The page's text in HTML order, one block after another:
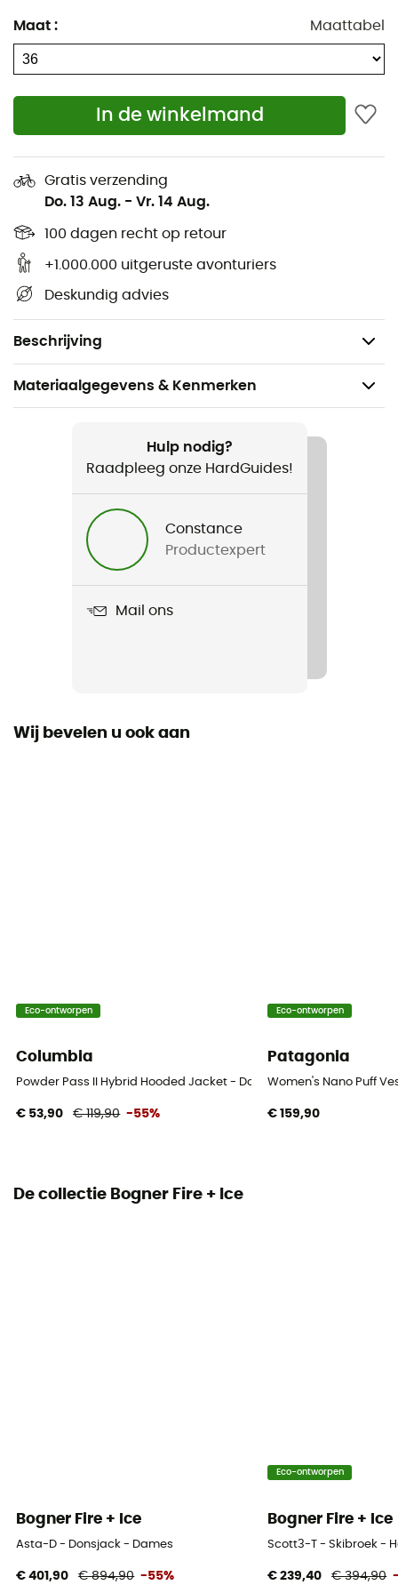
Maat : Maattabel
In de winkelmand
Gratis verzending
Do. 13 Aug. - Vr. 14 Aug.
100 dagen recht op retour
+1.000.000 uitgeruste avonturiers
Deskundig advies
Beschrijving
Elastische manchetten
Tweerichtingsritssluiting, gevoerd met een paneel
Twee zijzakken met rits
Een binnenzak van textiel met logo op de mouw
Afneembare schouderbanden met logodesign aan
de binnenkant
Waterafstotende afwerking
Warme vulling van ganzendonsmix
Zoom met trekkoord en stopper
Ruglengte: 64 cm
Materiaalgegevens & Kenmerken
Duvet de canard, Polyester (recyclé)
Hulp nodig?
Raadpleeg onze HardGuides!
Constance
Productexpert
Mail ons
Wij bevelen u ook aan
Eco-ontworpen
Columbia
Powder Pass II Hybrid Hooded Jacket - Donsjack - Dames
€ 53,90 € 119,90 -55%
Eco-ontworpen
Patagonia
Women's Nano Puff
€ 159,90
De collectie Bogner Fire + Ice
Bogner Fire + Ice
Asta-D - Donsjack - Dames
€ 401,90 € 894,90 -55%
Eco-ontworpen
Bogner Fire + Ice
Scott3-T - Skibroek -
€ 239,40 € 394,90